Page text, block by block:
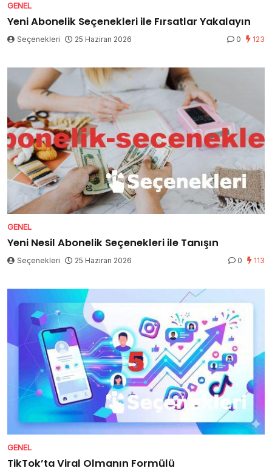
GENEL
Yeni Abonelik Seçenekleri ile Fırsatlar Yakalayın
Seçenekleri 25 Haziran 2026 0 123
GENEL
Yeni Nesil Abonelik Seçenekleri ile Tanışın
Seçenekleri 25 Haziran 2026 0 113
GENEL
TikTok’ta Viral Olmanın Formülü